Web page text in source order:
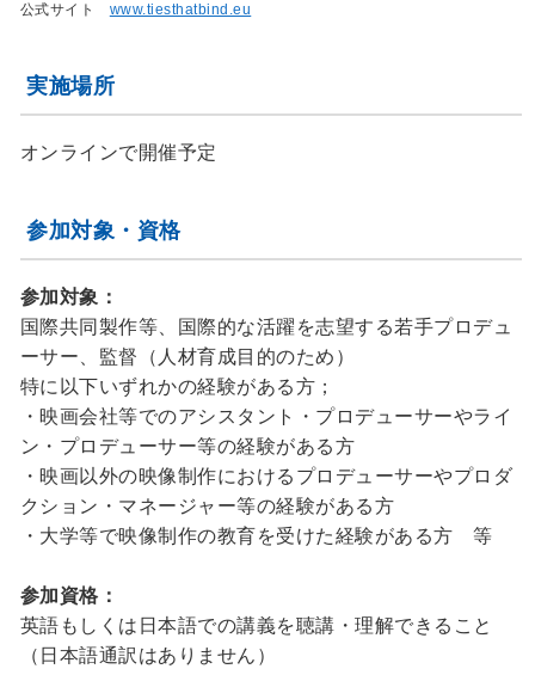
公式サイト www.tiesthatbind.eu
実施場所
オンラインで開催予定
参加対象・資格
参加対象：
国際共同製作等、国際的な活躍を志望する若手プロデュ
ーサー、監督（人材育成目的のため）
特に以下いずれかの経験がある方；
・映画会社等でのアシスタント・プロデューサーやライ
ン・プロデューサー等の経験がある方
・映画以外の映像制作におけるプロデューサーやプロダ
クション・マネージャー等の経験がある方
・大学等で映像制作の教育を受けた経験がある方 等
参加資格：
英語もしくは日本語での講義を聴講・理解できること
（日本語通訳はありません）